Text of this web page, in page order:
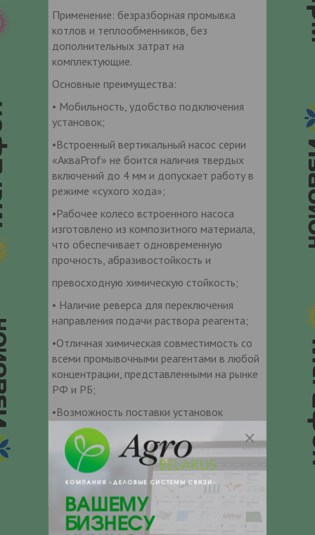
Применение: безразборная промывка
котлов и теплообменников, без
дополнительных затрат на
комплектующие.
Основные преимущества:
• Мобильность, удобство подключения
установок;
•Встроенный вертикальный насос серии
«АкваProf» не боится наличия твердых
включений до 4 мм и допускает работу в
режиме «сухого хода»;
•Рабочее колесо встроенного насоса
изготовлено из композитного материала,
что обеспечивает одновременную
прочность, абразивостойкость и
превосходную химическую стойкость;
• Наличие реверса для переключения
направления подачи раствора реагента;
•Отличная химическая совместимость со
всеми промывочными реагентами в любой
концентрации, представленными на рынке
РФ и РБ;
•Возможность поставки установок
«АкваProf» в комплекте с реагентами
серии «АкваSmart», полностью
совместимых друг с другом.
Технические характеристики: